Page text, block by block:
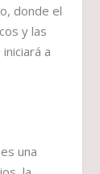
donde el
y las
a
una